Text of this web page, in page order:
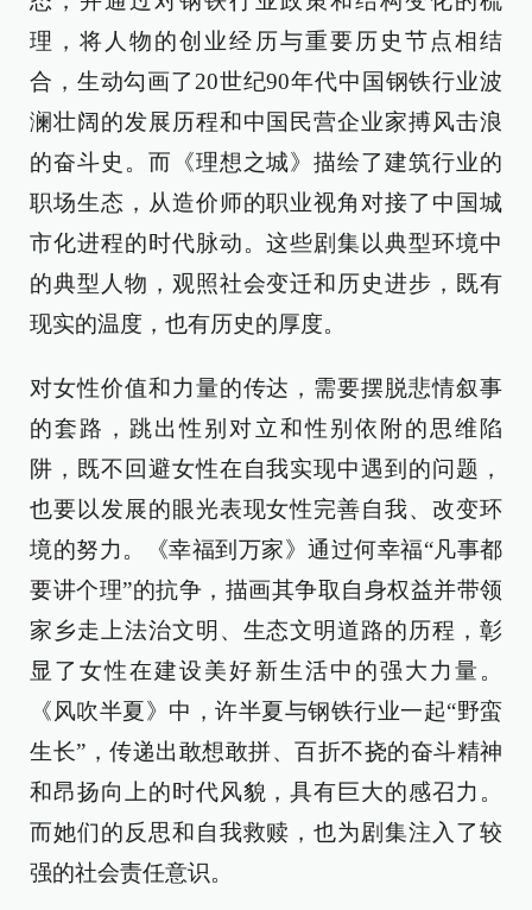
理，将人物的创业经历与重要历史节点相结
合，生动勾画了20世纪90年代中国钢铁行业波
澜壮阔的发展历程和中国民营企业家搏风击浪
的奋斗史。而《理想之城》描绘了建筑行业的
职场生态，从造价师的职业视角对接了中国城
市化进程的时代脉动。这些剧集以典型环境中
的典型人物，观照社会变迁和历史进步，既有
现实的温度，也有历史的厚度。
对女性价值和力量的传达，需要摆脱悲情叙事
的套路，跳出性别对立和性别依附的思维陷
阱，既不回避女性在自我实现中遇到的问题，
也要以发展的眼光表现女性完善自我、改变环
境的努力。《幸福到万家》通过何幸福“凡事都
要讲个理”的抗争，描画其争取自身权益并带领
家乡走上法治文明、生态文明道路的历程，彰
显了女性在建设美好新生活中的强大力量。
《风吹半夏》中，许半夏与钢铁行业一起“野蛮
生长”，传递出敢想敢拼、百折不挠的奋斗精神
和昂扬向上的时代风貌，具有巨大的感召力。
而她们的反思和自我救赎，也为剧集注入了较
强的社会责任意识。